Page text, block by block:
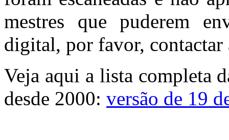
mestres que puderem
digital, por favor, contactar
Veja aqui a lista completa
desde 2000: versão de 19